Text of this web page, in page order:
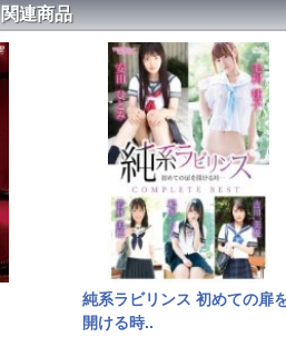
関連商品
純系ラビリンス 初めての扉
開ける時..